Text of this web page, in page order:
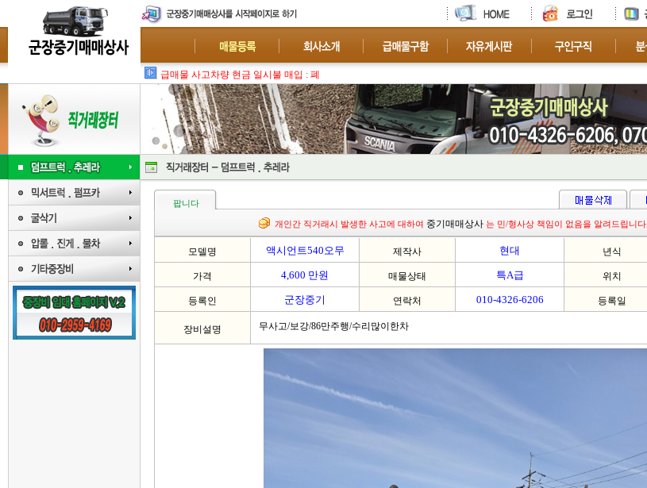
급매물 사고차량 현금 일시불 매입 : 폐차-수출차량 문의 환영 합니다
팝니다
개인간 직거래시 발생한 사고에 대하여 중기매매상사 는 민/형사상 책임이 없음을 알려드립니다.
모델명 액시언트540오무 제작사 현대 년식
가격 4,600 만원 매물상태 특A급 위치
등록인 군장중기 연락처 010-4326-6206 등록일
장비설명 무사고/보강/86만주행/수리많이한차